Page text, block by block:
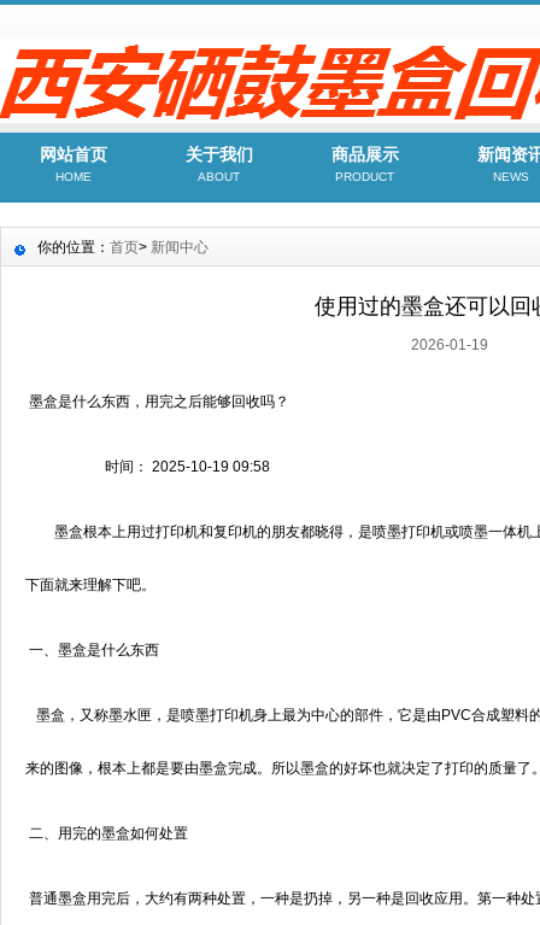
网站首页
HOME
关于我们
ABOUT
商品展示
PRODUCT
新闻资
NEWS
你的位置： 首页> 新闻中心
使用过的墨盒还可以回
2026-01-19
墨盒是什么东西，用完之后能够回收吗？
时间： 2025-10-19 09:58
墨盒根本上用过打印机和复印机的朋友都晓得，是喷墨打印机或喷墨一体机
下面就来理解下吧。
一、墨盒是什么东西
墨盒，又称墨水匣，是喷墨打印机身上最为中心的部件，它是由PVC合成塑料
来的图像，根本上都是要由墨盒完成。所以墨盒的好坏也就决定了打印的质量了
二、用完的墨盒如何处置
普通墨盒用完后，大约有两种处置，一种是扔掉，另一种是回收应用。第一种